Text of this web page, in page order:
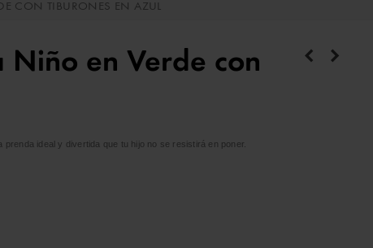
CON TIBURONES EN AZUL
Niño en Verde con
ideal y divertida que tu hijo no se resistirá en poner.